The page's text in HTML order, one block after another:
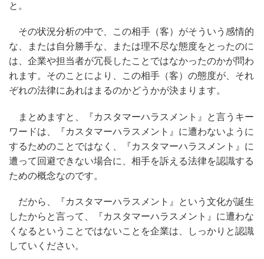
と。
その状況分析の中で、この相手（客）がそういう感情的
な、または自分勝手な、または理不尽な態度をとったのに
は、企業や担当者が冗長したことではなかったのかが問わ
れます。そのことにより、この相手（客）の態度が、それ
ぞれの法律にあれはまるのかどうかが決まります。
まとめますと、『カスタマーハラスメント』と言うキー
ワードは、『カスタマーハラスメント』に遭わないように
するためのことではなく、『カスタマーハラスメント』に
遭って回避できない場合に、相手を訴える法律を認識する
ための概念なのです。
だから、『カスタマーハラスメント』という文化が誕生
したからと言って、『カスタマーハラスメント』に遭わな
くなるということではないことを企業は、しっかりと認識
していください。